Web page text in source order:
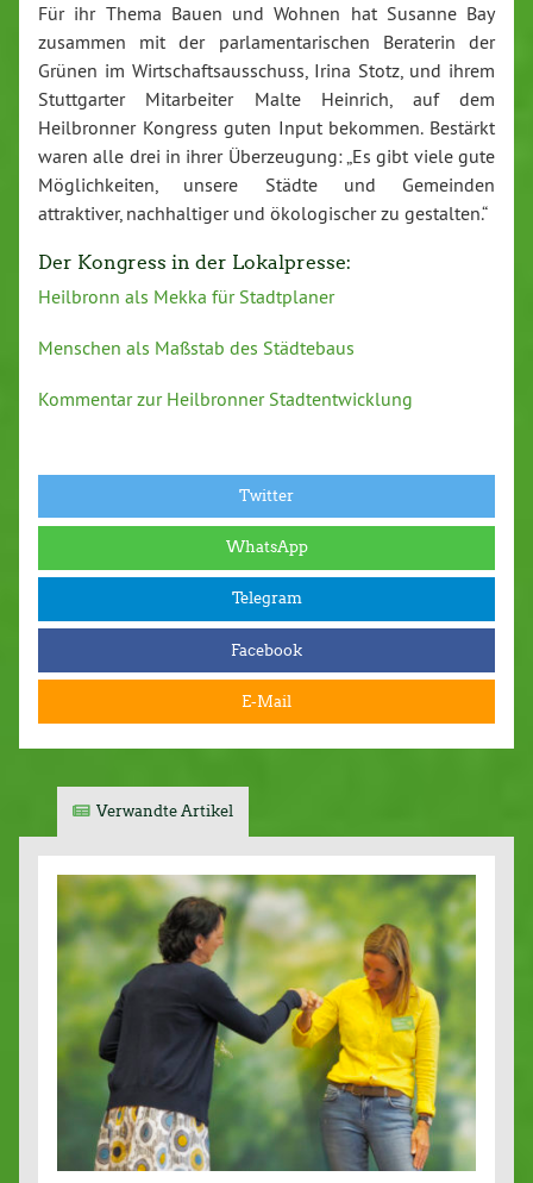
Für ihr Thema Bauen und Wohnen hat Susanne Bay
zusammen mit der parlamentarischen Beraterin der
Grünen im Wirtschaftsausschuss, Irina Stotz, und ihrem
Stuttgarter Mitarbeiter Malte Heinrich, auf dem
Heilbronner Kongress guten Input bekommen. Bestärkt
waren alle drei in ihrer Überzeugung: „Es gibt viele gute
Möglichkeiten, unsere Städte und Gemeinden
attraktiver, nachhaltiger und ökologischer zu gestalten.“
Der Kongress in der Lokalpresse:
Heilbronn als Mekka für Stadtplaner
Menschen als Maßstab des Städtebaus
Kommentar zur Heilbronner Stadtentwicklung
Twitter
WhatsApp
Telegram
Facebook
E-Mail
Verwandte Artikel